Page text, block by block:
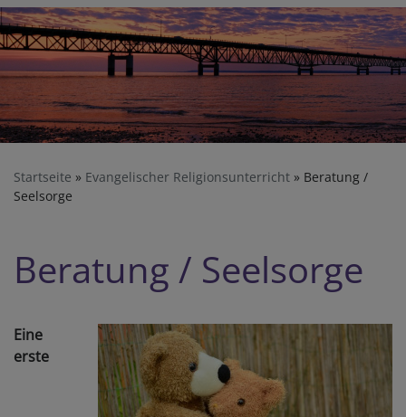
Startseite Evangelischer Religionsunterricht
Beratung /
Seelsorge
Beratung / Seelsorge
Eine
erste